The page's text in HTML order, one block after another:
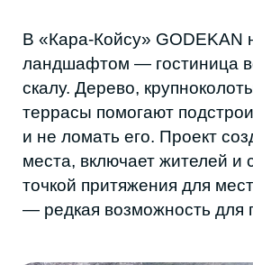
конный клуб, небольшой экстрим-
Силуэт комплекса напоминает
селение.
устройства таких
поселений — одна из
узнаваемых черт